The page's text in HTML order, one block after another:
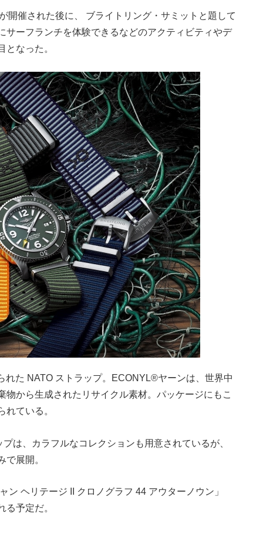
開催された後に、 ブライトリング・サミットと題して
サーフランチを体験できるなどのアクティビティやデ
なった。
た NATO ストラップ。ECONYL®ヤーンは、世界中
から生成されたリサイクル素材。パッケージにもこ
ている。
は、カラフルなコレクションも用意されているが、
展開。
ヘリテージ II クロノグラフ 44 アウターノウン」
予定だ。